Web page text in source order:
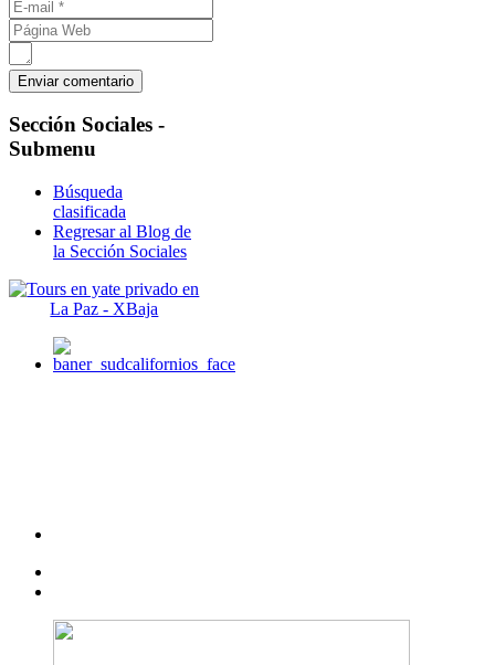
Sección Sociales -
Submenu
Búsqueda
clasificada
Regresar al Blog de
la Sección Sociales